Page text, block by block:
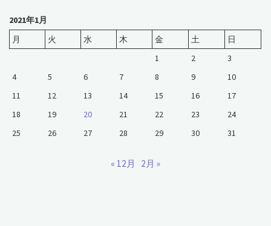
2021年1月
月
火 水 木 金 土
日
1
2
3
4
5 6 7 8 9
10
11
12 13 14 15 16
17
18
19 20 21 22 23
24
25
26 27 28 29 30 31
« 12月 2月 »